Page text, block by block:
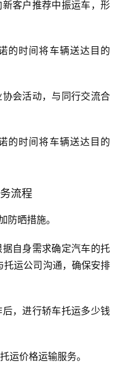
客户推荐中振运车，形
的时间将车辆送达目的
会活动，与同行交流合
的时间将车辆送达目的
流程
防晒措施。
自身需求确定汽车的托
运公司沟通，确保安排
，进行轿车托运多少钱
运价格运输服务。